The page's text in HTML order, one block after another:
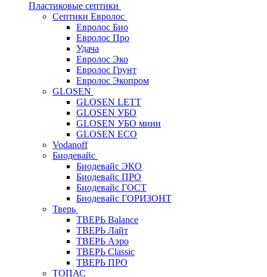
Пластиковые септики
Септики Евролос
Евролос Био
Евролос Про
Удача
Евролос Эко
Евролос Грунт
Евролос Экопром
GLOSEN
GLOSEN LETT
GLOSEN УБО
GLOSEN УБО мини
GLOSEN ECO
Vodanoff
Биодевайс
Биодевайс ЭКО
Биодевайс ПРО
Биодевайс ГОСТ
Биодевайс ГОРИЗОНТ
Тверь
ТВЕРЬ Balance
ТВЕРЬ Лайт
ТВЕРЬ Аэро
ТВЕРЬ Classic
ТВЕРЬ ПРО
ТОПАС